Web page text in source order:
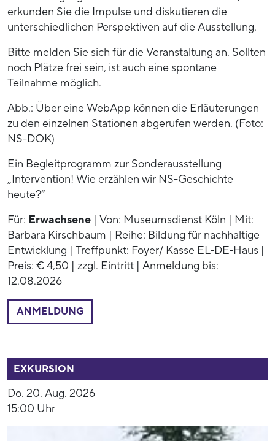
erkunden Sie die Impulse und diskutieren die
unterschiedlichen Perspektiven auf die Ausstellung.
Bitte melden Sie sich für die Veranstaltung an. Sollten
noch Plätze frei sein, ist auch eine spontane
Teilnahme möglich.
Abb.: Über eine WebApp können die Erläuterungen
zu den einzelnen Stationen abgerufen werden. (Foto:
NS-DOK)
Ein Begleitprogramm zur Sonderausstellung
„Intervention! Wie erzählen wir NS-Geschichte
heute?“
Für: Erwachsene | Von: Museumsdienst Köln | Mit:
Barbara Kirschbaum | Reihe: Bildung für nachhaltige
Entwicklung | Treffpunkt: Foyer/ Kasse EL-DE-Haus |
Preis: € 4,50 | zzgl. Eintritt | Anmeldung bis:
12.08.2026
ANMELDUNG
EXKURSION
Do. 20. Aug. 2026
15:00 Uhr